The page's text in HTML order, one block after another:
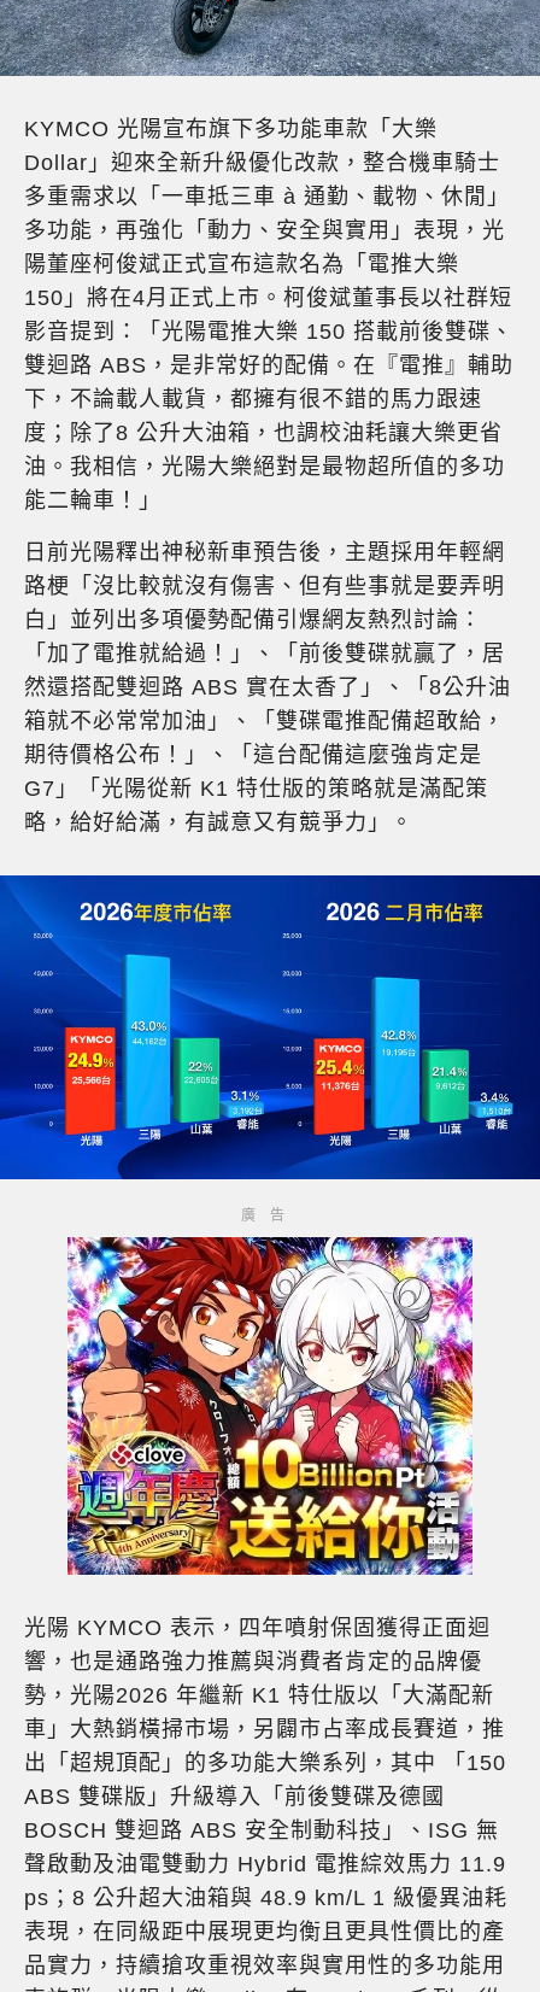
KYMCO 光陽宣布旗下多功能車款「大樂
Dollar」迎來全新升級優化改款，整合機車騎士
多重需求以「一車抵三車 à 通勤、載物、休閒」
多功能，再強化「動力、安全與實用」表現，光
陽董座柯俊斌正式宣布這款名為「電推大樂
150」將在4月正式上市。柯俊斌董事長以社群短
影音提到：「光陽電推大樂 150 搭載前後雙碟、
雙迴路 ABS，是非常好的配備。在『電推』輔助
下，不論載人載貨，都擁有很不錯的馬力跟速
度；除了8 公升大油箱，也調校油耗讓大樂更省
油。我相信，光陽大樂絕對是最物超所值的多功
能二輪車！」
日前光陽釋出神秘新車預告後，主題採用年輕網
路梗「沒比較就沒有傷害、但有些事就是要弄明
白」並列出多項優勢配備引爆網友熱烈討論：
「加了電推就給過！」、「前後雙碟就贏了，居
然還搭配雙迴路 ABS 實在太香了」、「8公升油
箱就不必常常加油」、「雙碟電推配備超敢給，
期待價格公布！」、「這台配備這麼強肯定是
G7」「光陽從新 K1 特仕版的策略就是滿配策
略，給好給滿，有誠意又有競爭力」。
光陽 KYMCO 表示，四年噴射保固獲得正面迴
響，也是通路強力推薦與消費者肯定的品牌優
勢，光陽2026 年繼新 K1 特仕版以「大滿配新
車」大熱銷橫掃市場，另闢市占率成長賽道，推
出「超規頂配」的多功能大樂系列，其中 「150
ABS 雙碟版」升級導入「前後雙碟及德國
BOSCH 雙迴路 ABS 安全制動科技」、ISG 無
聲啟動及油電雙動力 Hybrid 電推綜效馬力 11.9
ps；8 公升超大油箱與 48.9 km/L 1 級優異油耗
表現，在同級距中展現更均衡且更具性價比的產
品實力，持續搶攻重視效率與實用性的多功能用